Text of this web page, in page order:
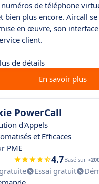
numéros de téléphone
bien plus encore. Aircall
en œuvre, son
client.
de détails
En savoir plus
PowerCall
d'Appels
et Efficaces
PME
4.7Basé sur
Essai gratuit